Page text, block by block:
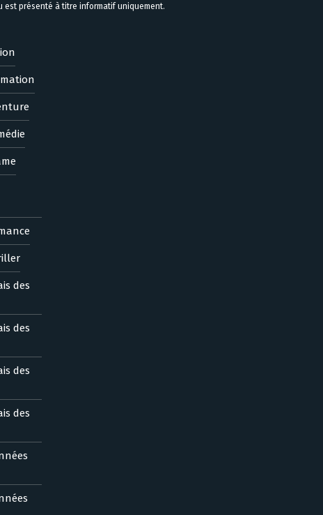
est présenté à titre informatif uniquement.
des
des
des
des